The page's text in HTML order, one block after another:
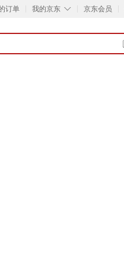
订单 ◇
我的京东 京东会员